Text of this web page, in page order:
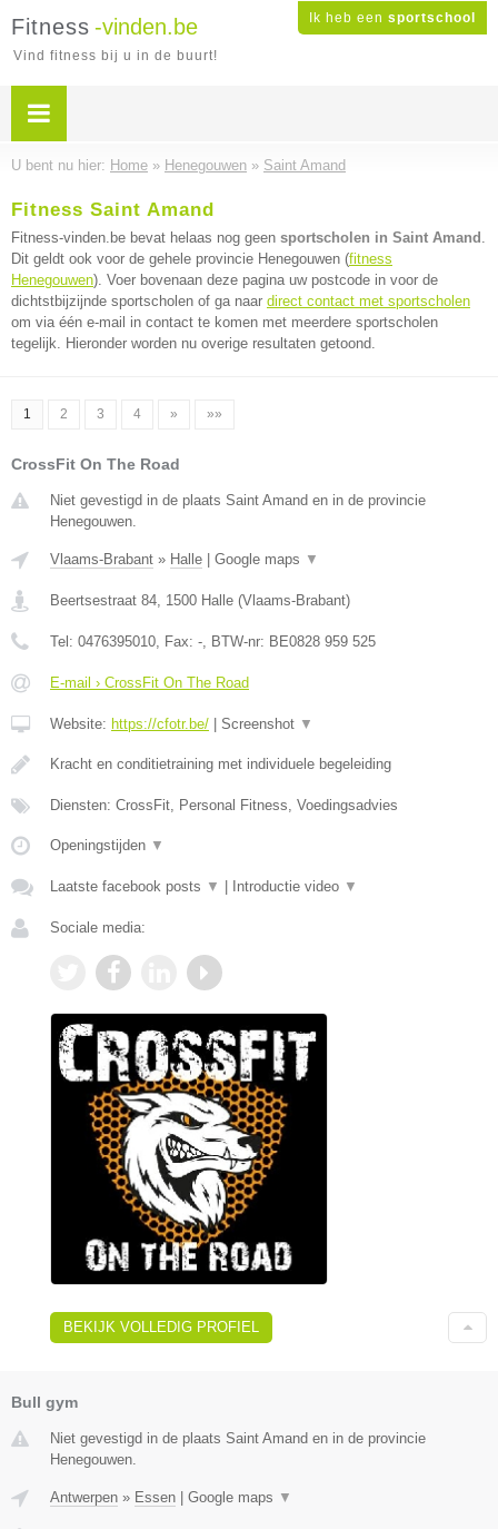
Ik heb een sportschool
Fitness -vinden.be
Vind fitness bij u in de buurt!
U bent nu hier: Home » Henegouwen » Saint Amand
Fitness Saint Amand
Fitness-vinden.be bevat helaas nog geen sportscholen in Saint Amand .
Dit geldt ook voor de gehele provincie Henegouwen (fitness
Henegouwen). Voer bovenaan deze pagina uw postcode in voor de
dichtstbijzijnde sportscholen of ga naar direct contact met sportscholen
om via één e-mail in contact te komen met meerdere sportscholen
tegelijk. Hieronder worden nu overige resultaten getoond.
1 2 3 4 » »»
CrossFit On The Road
Niet gevestigd in de plaats Saint Amand en in de provincie
Henegouwen.
Vlaams-Brabant » Halle Google maps ▼
Beertsestraat 84, 1500 Halle (Vlaams-Brabant)
Tel: 0476395010, Fax: -, BTW-nr: BE0828 959 525
E-mail › CrossFit On The Road
Website: https://cfotr.be/ Screenshot ▼
Kracht en conditietraining met individuele begeleiding
Diensten: CrossFit, Personal Fitness, Voedingsadvies
Openingstijden ▼
Laatste facebook posts ▼ Introductie video ▼
Sociale media:
BEKIJK VOLLEDIG PROFIEL
Bull gym
Niet gevestigd in de plaats Saint Amand en in de provincie
Henegouwen.
Antwerpen » Essen Google maps ▼